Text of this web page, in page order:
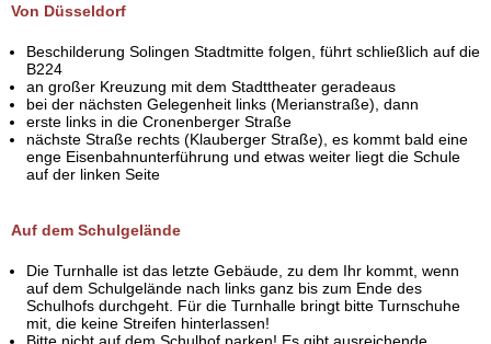
Von Düsseldorf
Beschilderung Solingen Stadtmitte folgen, führt schließlich auf die
B224
an großer Kreuzung mit dem Stadttheater geradeaus
bei der nächsten Gelegenheit links (Merianstraße), dann
erste links in die Cronenberger Straße
nächste Straße rechts (Klauberger Straße), es kommt bald eine
enge Eisenbahnunterführung und etwas weiter liegt die Schule
auf der linken Seite
Auf dem Schulgelände
Die Turnhalle ist das letzte Gebäude, zu dem Ihr kommt, wenn
auf dem Schulgelände nach links ganz bis zum Ende des
Schulhofs durchgeht. Für die Turnhalle bringt bitte Turnschuhe
mit, die keine Streifen hinterlassen!
Bitte nicht auf dem Schulhof parken! Es gibt ausreichende